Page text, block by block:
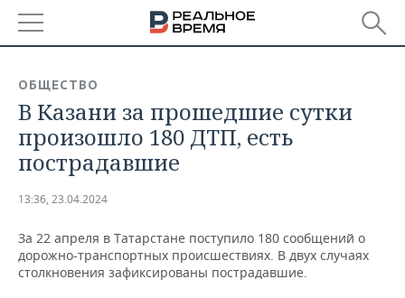
БАШКОРТОСТАН
ТАТАРСТАН
НОВОСТИ
АНАЛИТИКА
ДЕКЛАРАЦИИ О ДОХОДАХ
КОРОЛИ ГОСЗАКАЗА ПФО
НОВОСТИ ЭКОНОМИКИ
ФИНАНСЫ
ПРОМЫШЛЕННОСТЬ
НОВОСТИ
ПРОМЫШЛЕННОСТИ
НЕДВИЖИМОСТЬ
ОБЩЕСТВО
В Казани за прошедшие сутки
произошло 180 ДТП, есть
пострадавшие
13:36, 23.04.2024
За 22 апреля в Татарстане поступило 180 сообщений о
дорожно-транспортных происшествиях. В двух случаях
столкновения зафиксированы пострадавшие.